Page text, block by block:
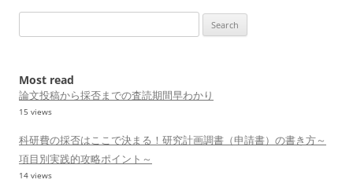
for:
Most read
論文投稿から採否までの査読期間早わかり
15 views
科研費の採否はここで決まる！研究計画調書（申請書）の書き方～
項目別実践的攻略ポイント～
14 views